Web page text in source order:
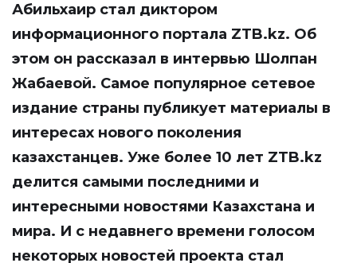
Абильхаир cтал диктором
информационного портала ZTB.kz. Об
этом он рассказал в интервью Шолпан
Жабаевой. Самое популярное сетевое
издание страны публикует материалы в
интересах нового поколения
казахстанцев. Уже более 10 лет ZTB.kz
делится самыми последними и
интересными новостями Казахстана и
мира. И с недавнего времени голосом
некоторых новостей проекта стал